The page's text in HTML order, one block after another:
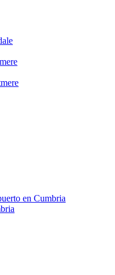
en Cumbria